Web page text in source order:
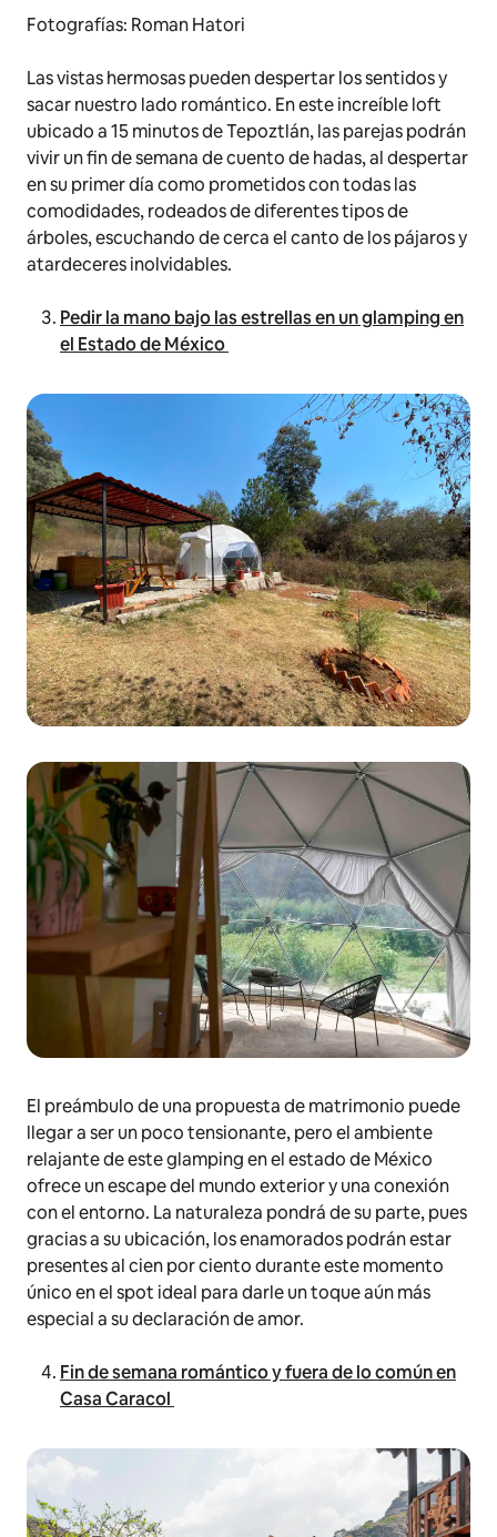
Fotografías: Roman Hatori
Las vistas hermosas pueden despertar los sentidos y
sacar nuestro lado romántico. En este increíble loft
ubicado a 15 minutos de Tepoztlán, las parejas podrán
vivir un fin de semana de cuento de hadas, al despertar
en su primer día como prometidos con todas las
comodidades, rodeados de diferentes tipos de
árboles, escuchando de cerca el canto de los pájaros y
atardeceres inolvidables.
Pedir la mano bajo las estrellas en un glamping en
el Estado de México
El preámbulo de una propuesta de matrimonio puede
llegar a ser un poco tensionante, pero el ambiente
relajante de este glamping en el estado de México
ofrece un escape del mundo exterior y una conexión
con el entorno. La naturaleza pondrá de su parte, pues
gracias a su ubicación, los enamorados podrán estar
presentes al cien por ciento durante este momento
único en elspot ideal para darle un toque aún más
especial a su declaración de amor.
Fin de semana romántico y fuera de lo común en
Casa Caracol